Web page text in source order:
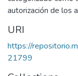
autorización de los
URI
https://
21799